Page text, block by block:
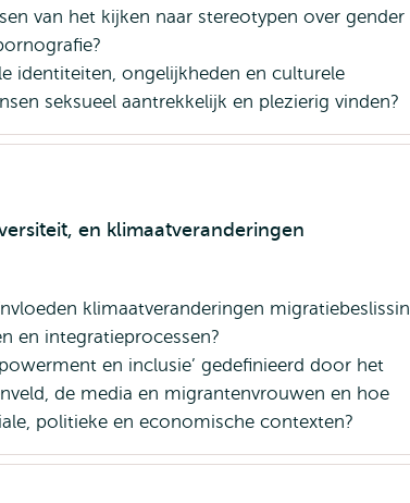
van het kijken naar stereotypen over gender
identiteiten, ongelijkheden en culturele
seksueel aantrekkelijk en plezierig vinden?
en klimaatveranderingen
klimaatveranderingen
en integratieprocessen?
en inclusie’ gedefinieerd door het
de media en migrantenvrouwen en hoe
politieke en economische contexten?